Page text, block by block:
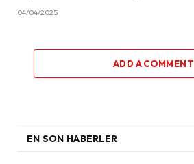
04/04/2025
ADD A COMMENT
EN SON HABERLER